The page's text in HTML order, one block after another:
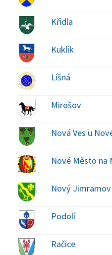
Křídla
Kuklík
Líšná
Mirošov
Nová Ves u
Nové Město na
Nový Jimramov
Podolí
Račice